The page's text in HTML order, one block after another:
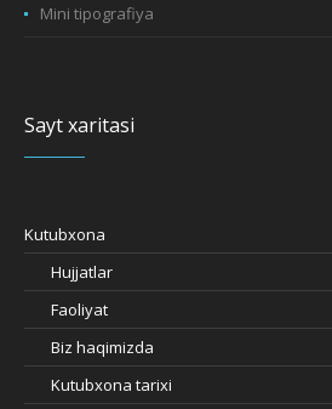
Mini tipografiya
Sayt xaritasi
Kutubxona
Hujjatlar
Faoliyat
Biz haqimizda
Kutubxona tarixi